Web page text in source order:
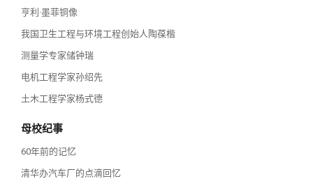
亨利·墨菲铜像
我国卫生工程与环境工程创始人陶葆楷
测量学专家储钟瑞
电机工程学家孙绍先
土木工程学家杨式德
母校纪事
60年前的记忆
清华办汽车厂的点滴回忆